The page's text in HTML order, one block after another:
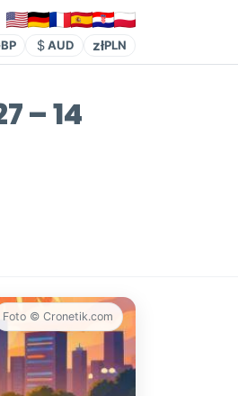
AUD złPLN
– 14
Foto © Cronetik.com